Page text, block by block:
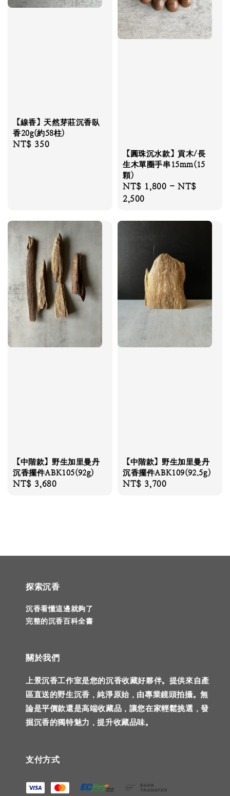
【線香】天然芽莊沉香臥
香20g(約58柱)
Regular
NT$ 350
【圓珠沉水款】貢木/長
生木單圈手串15mm(15
顆)
Regular
price
NT$ 1,800 -NT$
2,500
【中階款】野生加里曼丹
沉香擺件ABK105(92g)
Regular
NT$ 3,680
【中階款】野生加里曼丹
沉香擺件ABK109(92.5g)
Regular
NT$ 3,700
探索沉香
沉香看懂這邊就夠了
完整的沉香百科全書
關於我們
上景沉香工作室是您的沉香收藏好夥伴。提供來自產
區直送的野生沉香，純淨原始，由專業鏡頭拍攝。無
論是平價款還是高端收藏品，讓您在家輕鬆挑選，發
掘沉香的獨特魅力，提升收藏品味。
支付方式